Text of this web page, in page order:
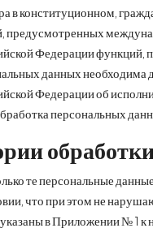
в конституционном,
предусмотренных
Федерации функций,
данных необходима
Федерации об
персональных
те персональные
что при этом не
в Приложении № 1 к